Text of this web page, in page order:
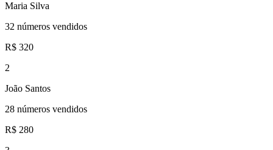
Maria Silva
32 números vendidos
R$ 320
2
João Santos
28 números vendidos
R$ 280